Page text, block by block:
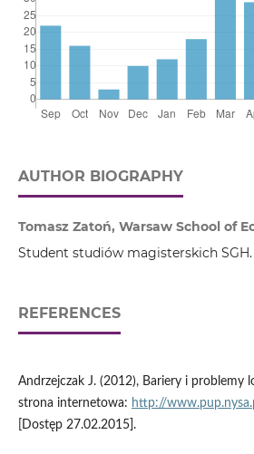
AUTHOR BIOGRAPHY
Tomasz Zatoń, Warsaw School of
Student studiów magisterskich SGH.
REFERENCES
Andrzejczak J. (2012), Bariery i problemy
strona internetowa: http://
[Dostęp 27.02.2015].